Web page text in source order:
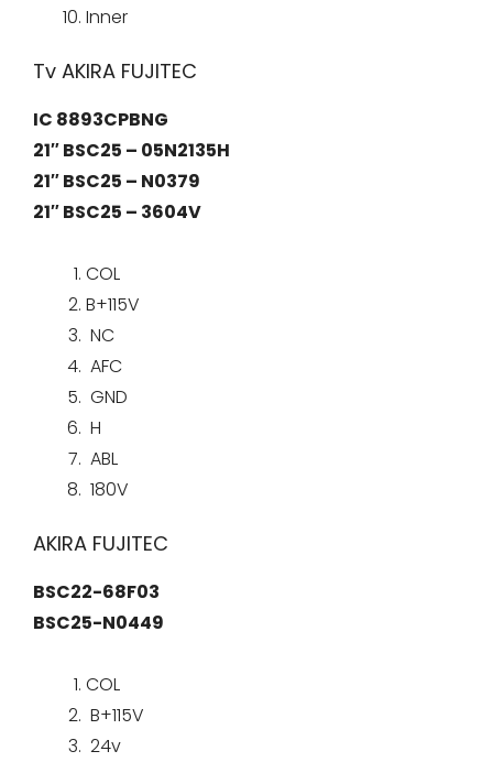
Inner
Tv AKIRA FUJITEC
IC 8893CPBNG
21″ BSC25 – 05N2135H
21″ BSC25 – N0379
21″ BSC25 – 3604V
COL
B+115V
NC
AFC
GND
H
ABL
180V
AKIRA FUJITEC
BSC22-68F03
BSC25-N0449
COL
B+115V
24v